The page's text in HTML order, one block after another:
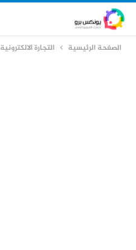
الصفحة الرئيسية التجارة الالكترونية